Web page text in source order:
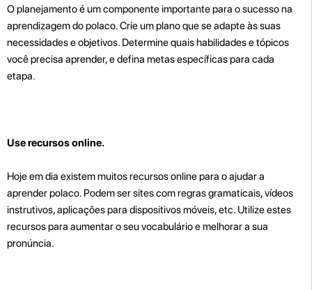
O planejamento é um componente importante para o sucesso na
aprendizagem do polaco. Crie um plano que se adapte às suas
necessidades e objetivos. Determine quais habilidades e tópicos
você precisa aprender, e defina metas específicas para cada
etapa.
Use recursos online.
Hoje em dia existem muitos recursos online para o ajudar a
aprender polaco. Podem ser sites com regras gramaticais, vídeos
instrutivos, aplicações para dispositivos móveis, etc. Utilize estes
recursos para aumentar o seu vocabulário e melhorar a sua
pronúncia.